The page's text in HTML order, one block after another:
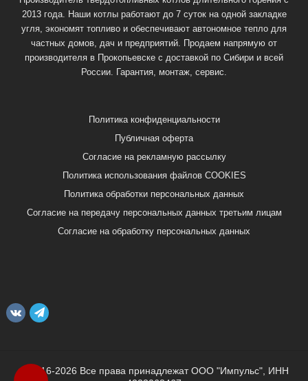
2013 года. Наши котлы работают до 7 суток на одной закладке
угля, экономят топливо и обеспечивают автономное тепло для
частных домов, дач и предприятий. Продаем напрямую от
производителя в Прокопьевске с доставкой по Сибири и всей
России. Гарантия, монтаж, сервис.
Политика конфиденциальности
Публичная оферта
Согласие на рекламную рассылку
Политика использования файлов COOKIES
Политика обработки персональных данных
Согласие на передачу персональных данных третьим лицам
Согласие на обработку персональных данных
© 2016-2026 Все права принадлежат ООО "Импульс", ИНН